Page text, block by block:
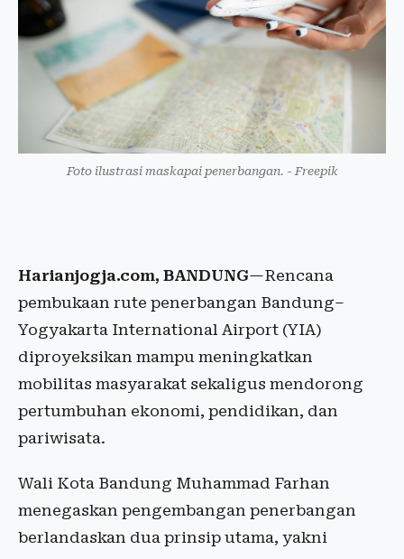
Foto ilustrasi maskapai penerbangan. - Freepik
Harianjogja.com, BANDUNG—Rencana
pembukaan rute penerbangan Bandung–
Yogyakarta International Airport (YIA)
diproyeksikan mampu meningkatkan
mobilitas masyarakat sekaligus mendorong
pertumbuhan ekonomi, pendidikan, dan
pariwisata.
Wali Kota Bandung Muhammad Farhan
menegaskan pengembangan penerbangan
berlandaskan dua prinsip utama, yakni